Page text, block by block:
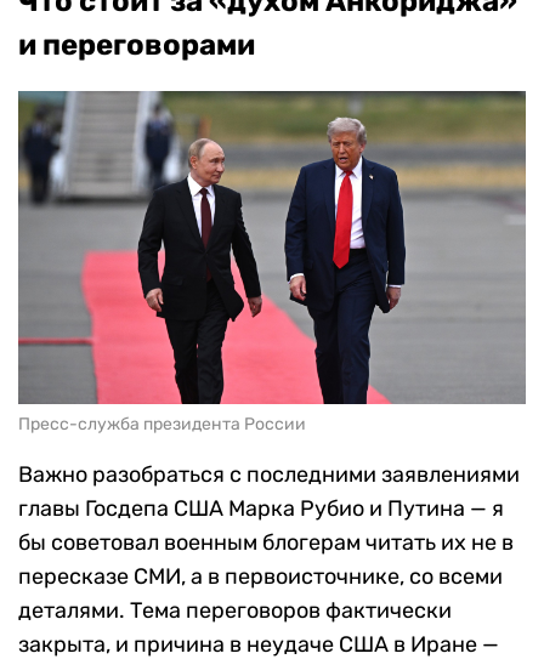
и переговорами
Пресс-служба президента России
Важно разобраться с последними заявлениями
главы Госдепа США Марка Рубио и Путина — я
бы советовал военным блогерам читать их не в
пересказе СМИ, а в первоисточнике, со всеми
деталями. Тема переговоров фактически
закрыта, и причина в неудаче США в Иране —